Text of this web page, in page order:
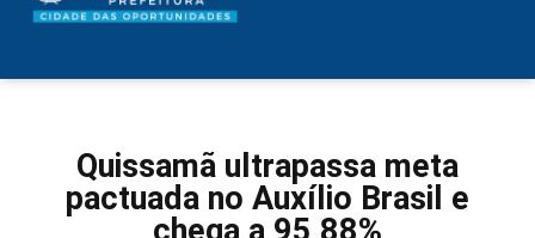
Quissamã ultrapassa meta
pactuada no Auxílio Brasil e